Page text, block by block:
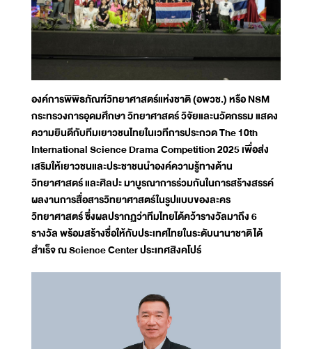
องค์การพิพิธภัณฑ์วิทยาศาสตร์แห่งชาติ (อพวช.) หรือ NSM
กระทรวงการอุดมศึกษา วิทยาศาสตร์ วิจัยและนวัตกรรม แสดง
ความยินดีกับทีมเยาวชนไทยในเวทีการประกวด The 10th
International Science Drama Competition 2025 เพื่อส่ง
เสริมให้เยาวชนและประชาชนนำองค์ความรู้ทางด้าน
วิทยาศาสตร์ และศิลปะ มาบูรณาการร่วมกันในการสร้างสรรค์
ผลงานการสื่อสารวิทยาศาสตร์ในรูปแบบของละคร
วิทยาศาสตร์ ซึ่งผลปรากฏว่าทีมไทยได้คว้ารางวัลมาถึง 6
รางวัล พร้อมสร้างชื่อให้กับประเทศไทยในระดับนานาชาติได้
สำเร็จ ณ Science Center ประเทศสิงคโปร์